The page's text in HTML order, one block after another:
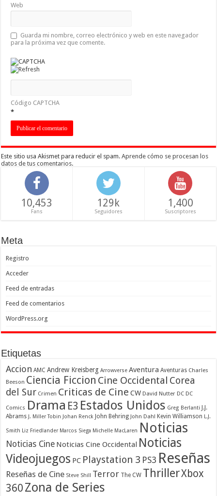
Web
Guarda mi nombre, correo electrónico y web en este navegador
para la próxima vez que comente.
Código CAPTCHA
*
Este sitio usa Akismet para reducir el spam.Aprende cómo se procesan los
datos de tus comentarios.
10,453
Fans
129k
Seguidores
1,400
Suscriptores
Meta
Registro
Acceder
Feed de entradas
Feed de comentarios
WordPress.org
Etiquetas
Accion AMC Andrew Kreisberg Arrowverse Aventura Aventuras Charles
Beeson Ciencia Ficcion Cine Occidental Corea
del Sur Crimen Criticas de Cine CW David Nutter DC DC
Comics Drama E3 Estados Unidos Greg Berlanti
J.J.
Abrams J. Miller Tobin Johan Renck John Behring John Dahl Kevin Williamson L.J.
Smith Liz Friedlander Marcos Siega Michelle MacLaren Noticias
Noticias Cine Noticias Cine Occidental Noticias
Videojuegos PC Playstation 3 PS3 Reseñas
Reseñas de Cine Steve Shill Terror The CW ThrillerXbox
360 Zona de Series